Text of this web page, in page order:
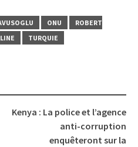
ONU
ROBERT
TURQUIE
Kenya : La police et l’agence
anti-corruption
enquêteront sur la